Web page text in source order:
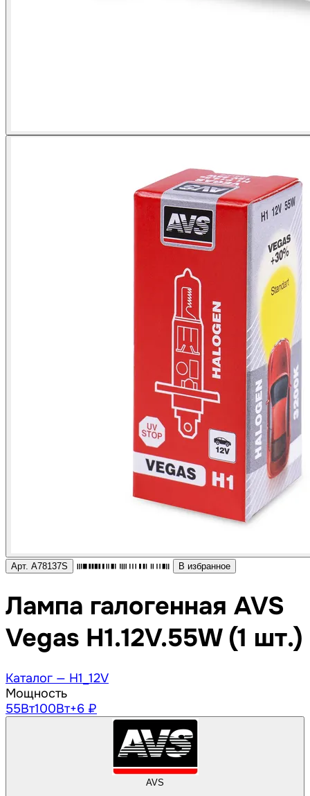
Арт. A78137S В избранное
Лампа галогенная AVS
Vegas H1.12V.55W (1 шт.)
Каталог — H1_12V
Мощность
55Вт100Вт+6 ₽
AVS